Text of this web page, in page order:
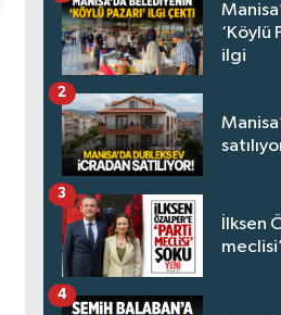
‘Köylü
ilgi
2
İlksen
3
4